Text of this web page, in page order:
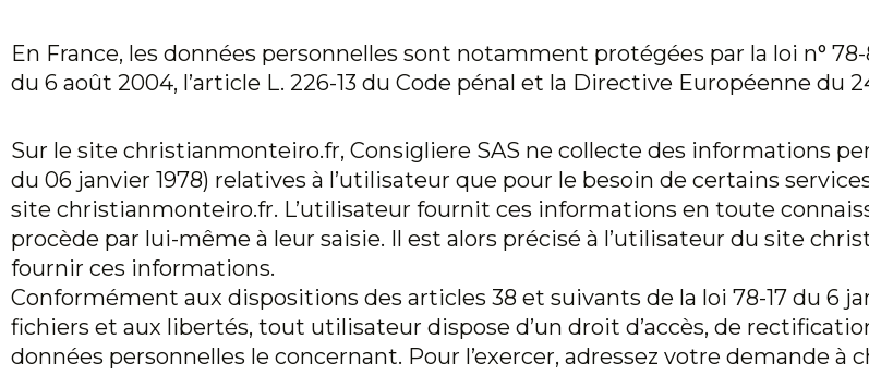
En France, les données personnelles sont notamment protégées par la loi n° 78-
du 6 août 2004, l’article L. 226-13 du Code pénal et la Directive Européenne du
Sur le site christianmonteiro.fr, Consigliere SAS ne collecte des informations
du 06 janvier 1978) relatives à l’utilisateur que pour le besoin de certains
site christianmonteiro.fr. L’utilisateur fournit ces informations en toute
procède par lui-même à leur saisie. Il est alors précisé à l’utilisateur du site
fournir ces informations.
Conformément aux dispositions des articles 38 et suivants de la loi 78-17 du 6
fichiers et aux libertés, tout utilisateur dispose d’un droit d’accès, de
données personnelles le concernant. Pour l’exercer, adressez votre demande à